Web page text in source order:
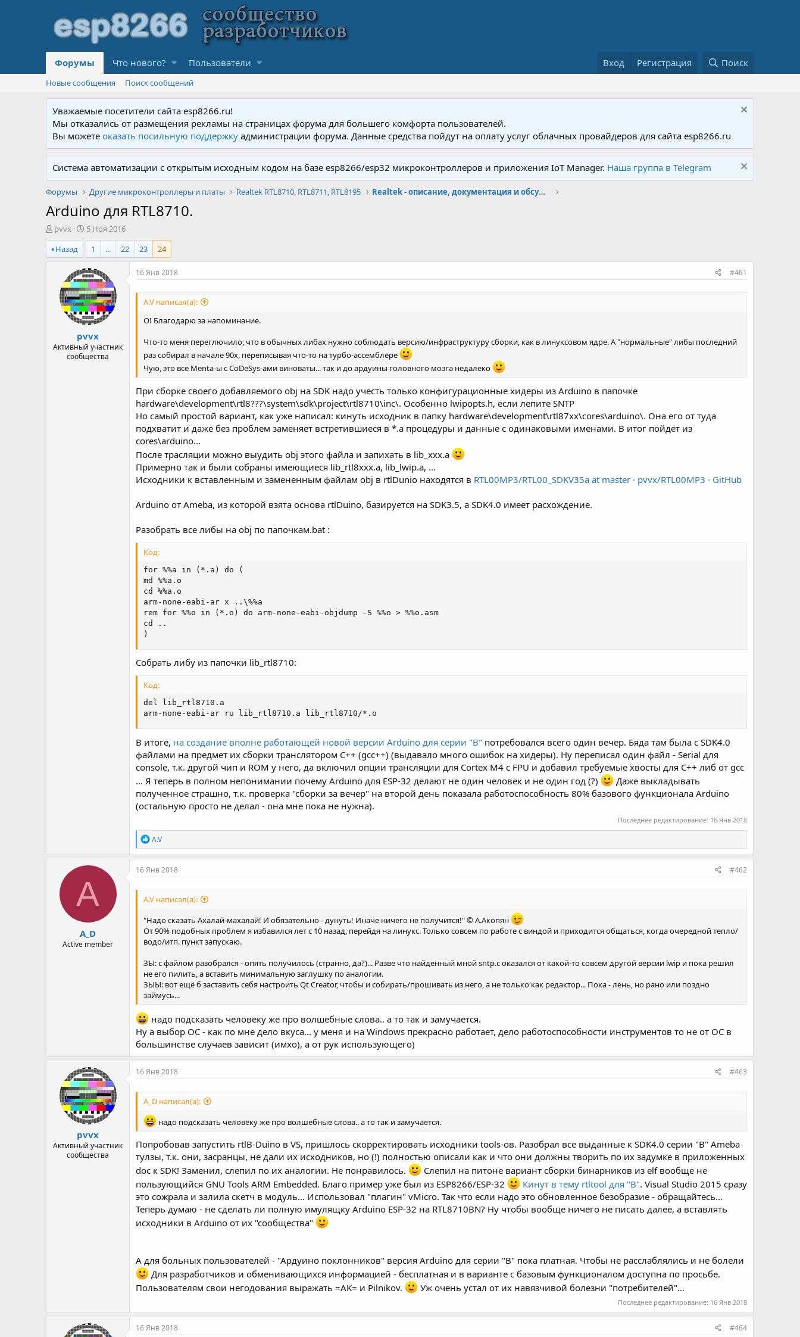
Форумы Что нового? Пользователи Вход Регистрация Поиск
Новые сообщения Поиск сообщений
Уважаемые посетители сайта esp8266.ru!
Мы отказались от размещения рекламы на страницах форума для большего комфорта пользователей.
Вы можетеоказать посильную поддержку администрации форума. Данные средства пойдут на оплату услуг облачных провайдеров для сайта esp8266.ru
Система автоматизации с открытым исходным кодом на базе esp8266/esp32 микроконтроллеров и приложения IoT Manager. Наша группа в Telegram
Форумы Другие микроконтроллеры и платы Realtek RTL8710, RTL8711, RTL8195 Realtek - описание, документация и обсуждение
Arduino для RTL8710.
А
в
т
о
м
pvvx
Д
а
а
н
а
ч
а
л
а
5 Ноя 2016
Назад
1 ... 22 23 24
pvvx
Активный участник
сообщества
16 Янв 2018 #461
A.V написал(а):
О! Благодарю за напоминание.
Что-то меня переглючило, что в обычных либах нужно соблюдать версию/инфраструктуру сборки, как в линуксовом ядре. А "нормальные" либы последний
раз собирал в начале 90х, переписывая что-то на турбо-ассемблере
Чую, это всё Menta-ы с CoDeSys-ами виноваты... так и до ардуины головного мозга недалеко
При сборке своего добавляемого obj на SDK надо учесть только конфигурационные хидеры из Arduino в папочке
hardware\development\rtl8???\system\sdk\project\rtl8710\inc\. Особенно lwipopts.h, если лепите SNTP
Но самый простой вариант, как уже написал: кинуть исходник в папку hardware\development\rtl87xx\cores\arduino\. Она его от туда
подхватит и даже без проблем заменяет встретившиеся в *.a процедуры и данные с одинаковыми именами. В итог пойдет из
cores\arduino...
После трасляции можно выудить obj этого файла и запихать в lib_xxx.a
Примерно так и были собраны имеющиеся lib_rtl8xxx.a, lib_lwip.a, ...
Исходники к вставленным и замененным файлам obj в rtlDunio находятся в RTL00MP3/RTL00_SDKV35a at master · pvvx/RTL00MP3 · GitHub
Arduino от Ameba, из которой взята основа rtlDuino, базируется на SDK3.5, а SDK4.0 имеет расхождение.
Разобрать все либы на obj по папочкам.bat :
Код:
for %%a in (*.a) do (
md %%a.o
cd %%a.o
arm-none-eabi-ar x ..\%%a
rem for %%o in (*.o) do arm-none-eabi-objdump -S %%o > %%o.asm
cd ..
)
Собрать либу из папочки lib_rtl8710:
Код:
del lib_rtl8710.a
arm-none-eabi-ar ru lib_rtl8710.a lib_rtl8710/*.o
В итоге, на создание вполне работающей новой версии Arduino для серии "B" потребовался всего один вечер. Бяда там была с SDK4.0
файлами на предмет их сборки транслятором С++ (gcc++) (выдавало много ошибок на хидеры). Ну переписал один файл - Serial для
console, т.к. другой чип и ROM у него, да включил опции трансляции для Cortex M4 с FPU и добавил требуемые хвосты для C++ либ от gcc
... Я теперь в полном непонимании почему Arduino для ESP-32 делают не один человек и не один год (?)
Даже выкладывать
полученное страшно, т.к. проверка "сборки за вечер" на второй день показала работоспособность 80% базового функционала Arduino
(остальную просто не делал - она мне пока не нужна).
Последнее редактирование: 16 Янв 2018
Р
е
а
к
и
:
A.V
A
A_D
Active member
16 Янв 2018 #462
A.V написал(а):
"Надо сказать Ахалай-махалай! И обязательно - дунуть! Иначе ничего не получится!" © А.Акопян
От 90% подобных проблем я избавился лет с 10 назад, перейдя на линукс. Только совсем по работе с виндой и приходится общаться, когда очередной тепло/
водо/итп. пункт запускаю.
ЗЫ: с файлом разобрался - опять получилось (странно, да?)... Разве что найденный мной sntp.c оказался от какой-то совсем другой версии lwip и пока решил
не его пилить, а вставить минимальную заглушку по аналогии.
ЗЫЫ: вот ещё б заставить себя настроить Qt Creator, чтобы и собирать/прошивать из него, а не только как редактор... Пока - лень, но рано или поздно
займусь...
надо подсказать человеку же про волшебные слова.. а то так и замучается.
Ну а выбор ОС - как по мне дело вкуса... у меня и на Windows прекрасно работает, дело работоспособности инструментов то не от ОС в
большинстве случаев зависит (имхо), а от рук использующего)
pvvx
Активный участник
сообщества
16 Янв 2018 #463
A_D написал(а):
надо подсказать человеку же про волшебные слова.. а то так и замучается.
Попробовав запустить rtlB-Duino в VS, пришлось скорректировать исходники tools-ов. Разобрал все выданные к SDK4.0 серии "B" Ameba
тулзы, т.к. они, засранцы, не дали их исходников, но (!) полностью описали как и что они должны творить по их задумке в приложенных
doc к SDK! Заменил, слепил по их аналогии. Не понравилось.
Слепил на питоне вариант сборки бинарников из elf вообще не
пользующийся GNU Tools ARM Embedded. Благо пример уже был из ESP8266/ESP-32
Кинут в тему rtltool для "B". Visual Studio 2015 сразу
это сожрала и залила скетч в модуль... Использовал "плагин" vMicro. Так что если надо это обновленное безобразие - обращайтесь...
Теперь думаю - не сделать ли полную имулящку Arduino ESP-32 на RTL8710BN? Ну чтобы вообще ничего не писать далее, а вставлять
исходники в Arduino от их "сообщества"
А для больных пользователей - "Ардуино поклонников" версия Arduino для серии "В" пока платная. Чтобы не расслаблялись и не болели
Для разработчиков и обменивающихся информацией - бесплатная и в варианте с базовым функционалом доступна по просьбе.
Пользователям свои негодования выражать =AK= и Pilnikov.
Уж очень устал от их навязчивой болезни "потребителей"...
Последнее редактирование: 16 Янв 2018
16 Янв 2018 #464